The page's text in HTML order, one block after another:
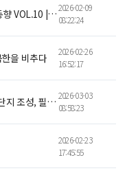
[NRC NOW] 제 28편 _ NRC 정책연구동향 VOL.10 |저출산은 선택이 아니었다 - 결혼과 출산을 멈추 세운2026-02-09
08:22:24
을 비추다
2026-02-26
16:52:17
[NKIS 인플루언서 영상] 임시조립주택 단지 조성, 필요한 기준과 개선 방향 2026-03-03
08:58:23
2026-02-23
17:45:55